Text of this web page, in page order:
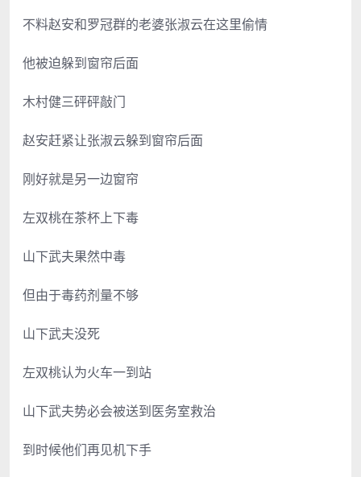
不料赵安和罗冠群的老婆张淑云在这里偷情
他被迫躲到窗帘后面
木村健三砰砰敲门
赵安赶紧让张淑云躲到窗帘后面
刚好就是另一边窗帘
左双桃在茶杯上下毒
山下武夫果然中毒
但由于毒药剂量不够
山下武夫没死
左双桃认为火车一到站
山下武夫势必会被送到医务室救治
到时候他们再见机下手